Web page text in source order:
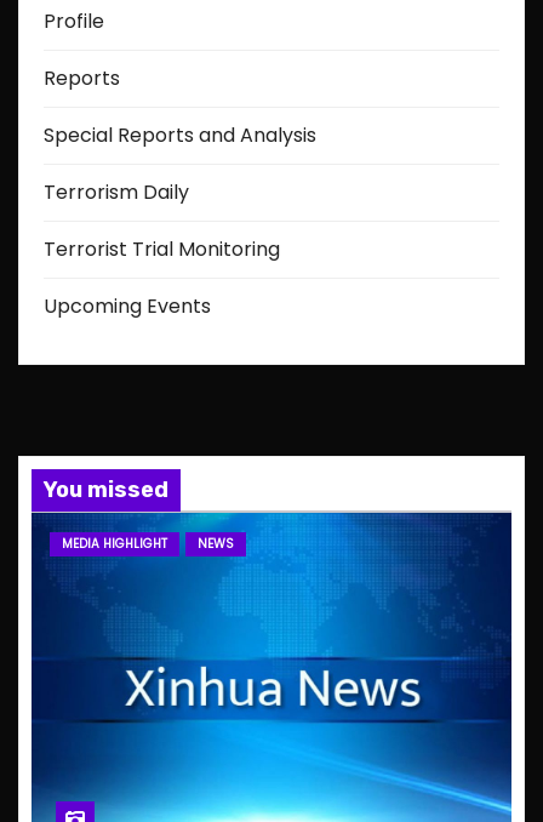
Profile
Reports
Special Reports and Analysis
Terrorism Daily
Terrorist Trial Monitoring
Upcoming Events
You missed
MEDIA HIGHLIGHT NEWS